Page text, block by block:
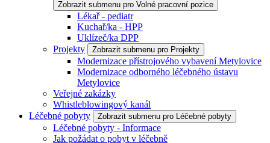
Zobrazit submenu pro Volné pracovní pozice
Lékař - pediatr
Kuchař/ka - HPP
Uklízeč/ka DPP
Projekty
Zobrazit submenu pro Projekty
Modernizace přístrojového vybavení Metylovice
Modernizace odborného léčebného ústavu
Metylovice
Veřejné zakázky
Whistleblowingový kanál
Léčebné pobyty
Zobrazit submenu pro Léčebné pobyty
Léčebné pobyty - Informace
Jak požádat o pobyt v léčebně